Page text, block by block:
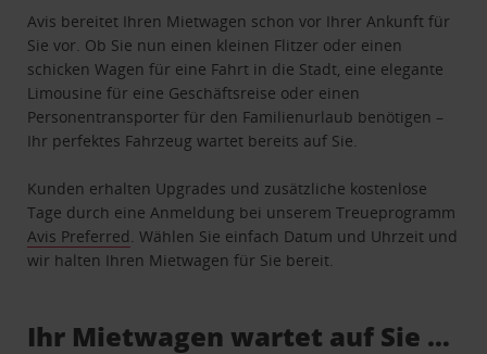
Avis bereitet Ihren Mietwagen schon vor Ihrer Ankunft für
Sie vor. Ob Sie nun einen kleinen Flitzer oder einen
schicken Wagen für eine Fahrt in die Stadt, eine elegante
Limousine für eine Geschäftsreise oder einen
Personentransporter für den Familienurlaub benötigen –
Ihr perfektes Fahrzeug wartet bereits auf Sie.
Kunden erhalten Upgrades und zusätzliche kostenlose
Tage durch eine Anmeldung bei unserem Treueprogramm
Avis Preferred . Wählen Sie einfach Datum und Uhrzeit und
wir halten Ihren Mietwagen für Sie bereit.
Ihr Mietwagen wartet auf Sie …